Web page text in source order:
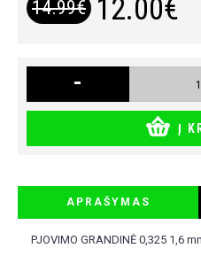
14.99€ 12.00€
-
Į
APRAŠYMAS
PJOVIMO GRANDINĖ 0,325 1,6